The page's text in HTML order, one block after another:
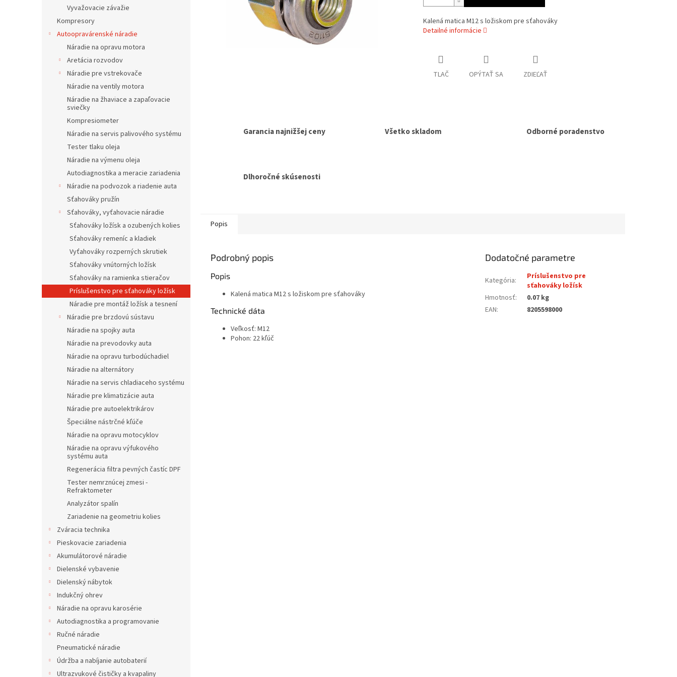
Vyvažovacie závažie
Kompresory
Autoopravárenské náradie
Náradie na opravu motora
Aretácia rozvodov
Náradie pre vstrekovače
Náradie na ventily motora
Náradie na žhaviace a zapaľovacie
sviečky
Kompresiometer
Náradie na servis palivového systému
Tester tlaku oleja
Náradie na výmenu oleja
Autodiagnostika a meracie zariadenia
Náradie na podvozok a riadenie auta
Sťahováky pružín
Sťahováky, vyťahovacie náradie
Sťahováky ložísk a ozubených kolies
Sťahováky remeníc a kladiek
Vyťahováky rozperných skrutiek
Sťahováky vnútorných ložísk
Sťahováky na ramienka stieračov
Príslušenstvo pre sťahováky ložísk
Náradie pre montáž ložísk a tesnení
Náradie pre brzdovú sústavu
Náradie na spojky auta
Náradie na prevodovky auta
Náradie na opravu turbodúchadiel
Náradie na alternátory
Náradie na servis chladiaceho systému
Náradie pre klimatizácie auta
Náradie pre autoelektrikárov
Špeciálne nástrčné kľúče
Náradie na opravu motocyklov
Náradie na opravu výfukového
systému auta
Regenerácia filtra pevných častíc DPF
Tester nemrznúcej zmesi -
Refraktometer
Analyzátor spalín
Zariadenie na geometriu kolies
Zváracia technika
Pieskovacie zariadenia
Akumulátorové náradie
Dielenské vybavenie
Dielenský nábytok
Indukčný ohrev
Náradie na opravu karosérie
Autodiagnostika a programovanie
Ručné náradie
Pneumatické náradie
Údržba a nabíjanie autobaterií
Ultrazvukové čističky a kvapaliny
Kalená matica M12 s ložiskom pre sťahováky
Detailné informácie
TLAČ OPÝTAŤ SA ZDIEĽAŤ
Garancia najnižšej ceny Všetko skladom Odborné poradenstvo
Dlhoročné skúsenosti
Popis
Podrobný popis
Popis
Kalená matica M12 s ložiskom pre sťahováky
Technické dáta
Veľkosť: M12
Pohon: 22 kľúč
Dodatočné parametre
Kategória:
Príslušenstvo pre
sťahováky ložísk
Hmotnosť:
0.07 kg
EAN: 8205598000